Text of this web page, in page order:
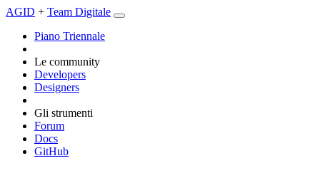
AGID + Team Digitale
Piano Triennale
Le community
Developers
Designers
Gli strumenti
Forum
Docs
GitHub